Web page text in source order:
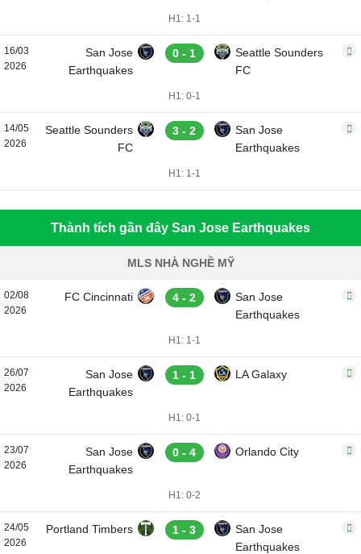
H1: 1-1
16/03
2026
San Jose
Earthquakes
0 - 1
Seattle Sounders
FC
H1: 0-1
14/05
2026
Seattle Sounders
FC
3 - 2
San Jose
Earthquakes
H1: 1-1
Thành tích gần đây San Jose Earthquakes
MLS NHÀ NGHỀ MỸ
02/08
2026
FC Cincinnati 4 - 2
San Jose
Earthquakes
H1: 1-1
26/07
2026
San Jose
Earthquakes
1 - 1 LA Galaxy
H1: 0-1
23/07
2026
San Jose
Earthquakes
0 - 4 Orlando City
H1: 0-2
24/05
2026
Portland Timbers 1 - 3
San Jose
Earthquakes